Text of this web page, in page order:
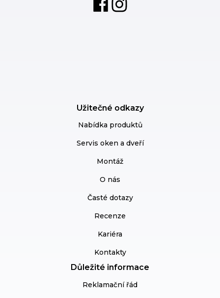
Užitečné odkazy
Nabídka produktů
Servis oken a dveří
Montáž
O nás
Časté dotazy
Recenze
Kariéra
Kontakty
Důležité informace
Reklamační řád